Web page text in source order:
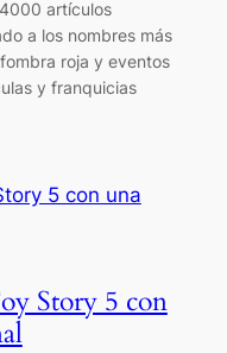
artículos
a los nombres más
roja y eventos
y franquicias
Story 5 con